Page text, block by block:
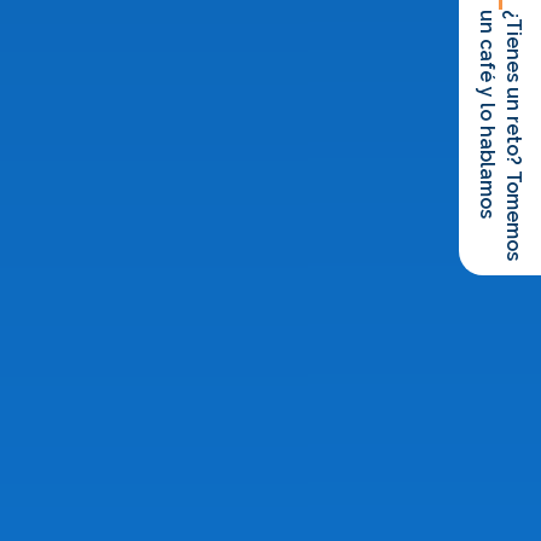
¿Tienes un reto? Tomemos
un café y lo hablamos